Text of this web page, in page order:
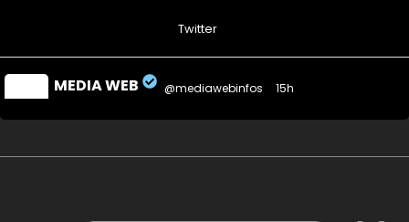
Twitter
MEDIA WEB @mediawebinfos 15h